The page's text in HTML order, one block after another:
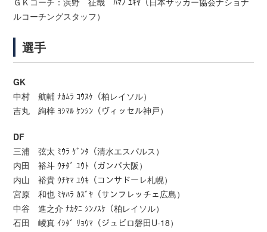
ルコーチングスタッフ）
選手
GK
中村 航輔 ﾅｶﾑﾗ ｺｳｽｹ（柏レイソル）
吉丸 絢梓 ﾖｼﾏﾙ ｹﾝｼﾝ（ヴィッセル神戸）
DF
三浦 弦太 ﾐｳﾗ ｹﾞﾝﾀ（清水エスパルス）
内田 裕斗 ｳﾁﾀﾞ ﾕｳﾄ（ガンバ大阪）
内山 裕貴 ｳﾁﾔﾏ ﾕｳｷ（コンサドーレ札幌）
宮原 和也 ﾐﾔﾊﾗ ｶｽﾞﾔ（サンフレッチェ広島）
中谷 進之介 ﾅｶﾀﾆ ｼﾝﾉｽｹ（柏レイソル）
石田 崚真 ｲｼﾀﾞ ﾘｮｳﾏ（ジュビロ磐田U-18）